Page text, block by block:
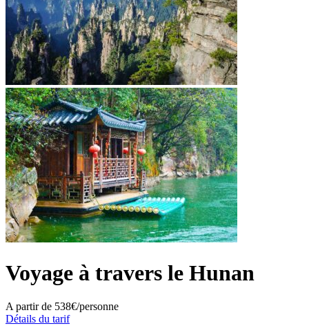
Voyage à travers le Hunan
A partir de 538€/personne
Détails du tarif